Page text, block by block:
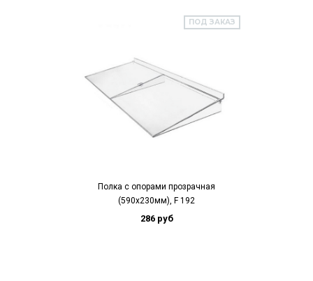
ПОД ЗАКАЗ
Полка с опорами прозрачная
(590х230мм), F 192
286 руб